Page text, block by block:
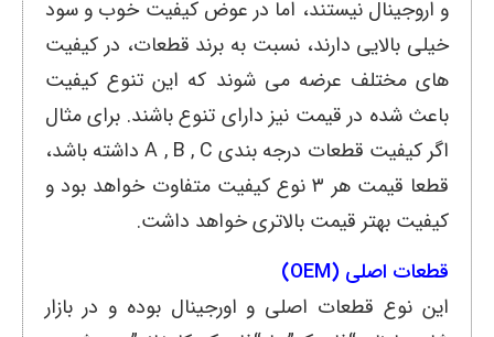
و اروجینال نیستند، اما در عوض کیفیت خوب و سود
خیلی بالایی دارند، نسبت به برند قطعات، در کیفیت
های مختلف عرضه می شوند که این تنوع کیفیت
باعث شده در قیمت نیز دارای تنوع باشند. برای مثال
اگر کیفیت قطعات درجه بندی A , B , C داشته باشد،
قطعا قیمت هر ۳ نوع کیفیت متفاوت خواهد بود و
کیفیت بهتر قیمت بالاتری خواهد داشت.
قطعات اصلی (OEM)
این نوع قطعات اصلی و اورجینال بوده و در بازار